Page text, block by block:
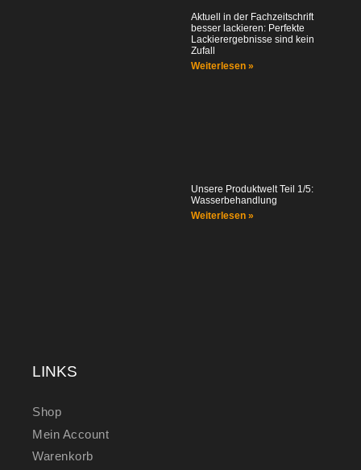
Aktuell in der Fachzeitschrift
besser lackieren: Perfekte
Lackierergebnisse sind kein
Zufall
Weiterlesen »
Unsere Produktwelt Teil 1/5:
Wasserbehandlung
Weiterlesen »
LINKS
Shop
Mein Account
Warenkorb